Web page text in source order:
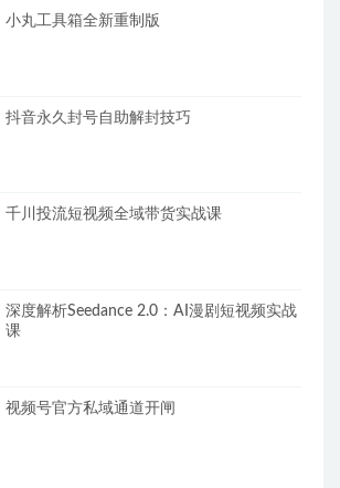
小丸工具箱全新重制版
抖音永久封号自助解封技巧
千川投流短视频全域带货实战课
深度解析Seedance 2.0：AI漫剧短视频实战
课
视频号官方私域通道开闸